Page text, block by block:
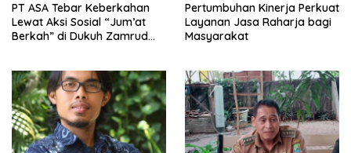
PT ASA Tebar Keberkahan
Lewat Aksi Sosial “Jum’at
Berkah” di Dukuh Zamrud
Pertumbuhan Kinerja Perkuat
Layanan Jasa Raharja bagi
Masyarakat